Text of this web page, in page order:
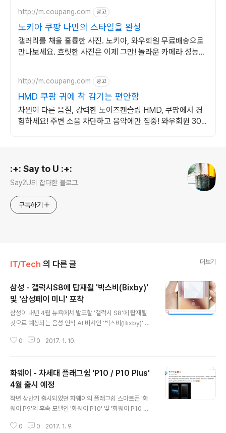
http://m.coupang.com 광고
노키아 쿠팡 나만의 스타일을 완성
갤러리를 채울 훌륭한 사진. 노키아, 와우회원 무료배송으로
만나보세요. 흐릿한 사진은 이제 그만! 놀라운 카메라 성능으
http://m.coupang.com 광고
HMD 쿠팡 귀에 착 감기는 편안함
차원이 다른 음질, 강력한 노이즈캔슬링 HMD, 쿠팡에서 경
험하세요! 주변 소음 차단하고 음악에만 집중! 와우회원 30
:+: Say to U :+:
Say2U의 잡다한 블로그
구독하기
IT/Tech 의 다른 글 더보기
삼성 - 갤럭시S8에 탑재될 '빅스비(Bixby)'
및 '삼성페이 미니' 포착
삼성이 내년 4월 뉴욕에서 발표할 '갤럭시 S8'에 탑재될
것으로 예상되는 음성 인식 AI 비서인 '빅스비(Bixby)' 및
서비스 '삼성페이 미니'가 삼성 웹사이트에 포착되었습니
까지 갤럭시 시리즈에 탑재되었던 'S보이스'를 대체해 시
리, 구글 어시스턴스, 코타나, 알렉사등 주요 AI 서비스와
경쟁할 'Bixby'는 최근 인수한 비브 랩스(Viv Labs)의 기
술을 활용한 것으로 남성 버전인 Bixby와 여성 버전인 ke
본 앱인 S보이스나 갤러리등 삼성이 개발한 앱과 호환되
0 0 2017. 1. 10.
화웨이 - 차세대 플래그쉽 'P10 / P10 Plus'
4월 출시 예정
작년 상반기 출시되었던 화웨이의 플래그쉽 스마트폰 '화
웨이 P9'의 후속 모델인 '화웨이 P10' 및 '화웨이 P10 플
Yu Chengdong를 통해 공개되었습니다. 현재까지 알려
0 0 2017. 1. 9.